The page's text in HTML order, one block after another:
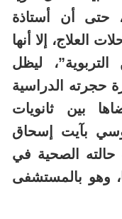
حتى أن أستاذة
العلاج، إلا أنها
ليظل
حجرته الدراسية
بين ثانويات
بآيت إسحاق
الصحية في
وهو بالمستشفى